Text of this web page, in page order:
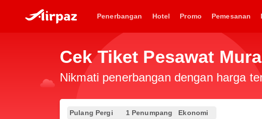
Penerbangan Hotel Promo Pemesanan
Cek Tiket Pesawat
Nikmati penerbangan dengan harga
Pulang Pergi 1 Penumpang Ekonomi